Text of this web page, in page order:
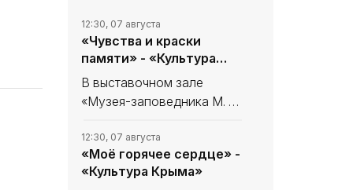
12:30, 07 августа
«Чувства и краски
памяти» - «Культура
Крыма»
В выставочном зале
«Музея-заповедника М. А.
Феодосийском Музее
сестёр Цветаевых -
экспонируется выставка
12:30, 07 августа
«Моё горячее сердце» -
«Культура Крыма»